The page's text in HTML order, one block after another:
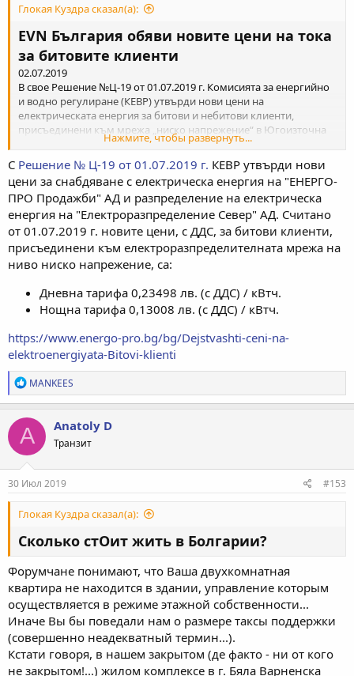
Глокая Куздра сказал(а):
EVN България обяви новите цени на тока
за битовите клиенти
02.07.2019
В свое Решение №Ц-19 от 01.07.2019 г. Комисията за енергийно
и водно регулиране (КЕВР) утвърди нови цени на
електрическата енергия за битови и небитови клиенти,
присъединени към мрежа „ниско напрежение“ в Югоизточна
България в сила от 01.07.2019 г. Според Решението на КЕВР
крайните цени с ДДС за битови клиенти в Югоизточна
България.
Нажмите, чтобы развернуть...
С Решение № Ц-19 от 01.07.2019 г. КЕВР утвърди нови
цени за снабдяване с електрическа енергия на "ЕНЕРГО-
ПРО Продажби" АД и разпределение на електрическа
енергия на "Електроразпределение Север" АД. Считано
от 01.07.2019 г. новите цени, с ДДС, за битови клиенти,
присъединени към електроразпределителната мрежа на
ниво ниско напрежение, са:
Дневна тарифа 0,23498 лв. (с ДДС) / кВтч.
Нощна тарифа 0,13008 лв. (с ДДС) / кВтч.
https://www.energo-pro.bg/bg/Dejstvashti-ceni-na-
elektroenergiyata-Bitovi-klienti
Р
е
а
к
ц
и
и
:
MANKEES
A Anatoly D
Транзит
30 Июл 2019 #153
Глокая Куздра сказал(а):
Сколько стОит жить в Болгарии?
Форумчане понимают, что Ваша двухкомнатная
квартира не находится в здании, управление которым
осуществляется в режиме этажной собственности...
Иначе Вы бы поведали нам о размере таксы поддержки
(совершенно неадекватный термин...).
Кстати говоря, в нашем закрытом (де факто - ни от кого
не закрытом!...) жилом комплексе в г. Бяла Варненска